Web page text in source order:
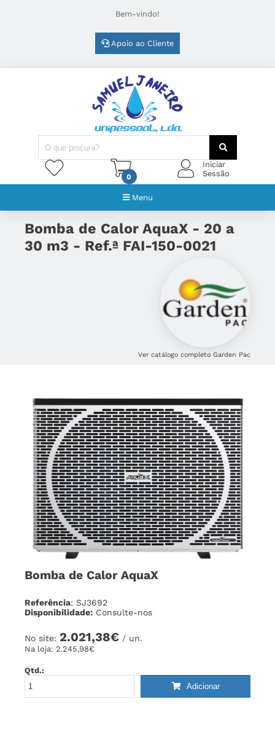
Bem-vindo!
Apoio ao Cliente
0
Iniciar
Sessão
Menu
Bomba de Calor AquaX - 20 a
30 m3 - Ref.ª FAI-150-0021
Ver catálogo completo Garden Pac
Bomba de Calor AquaX
Referência: SJ3692
Disponibilidade: Consulte-nos
No site: 2.021,38€ / un.
Na loja: 2.245,98€
Qtd.:
Adicionar